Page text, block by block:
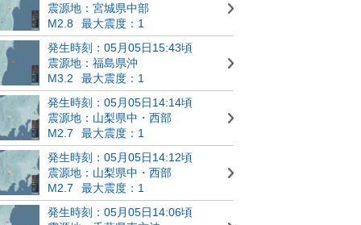
震源地：宮城県中部
M2.8
最大震度：1
発生時刻：05月05日15:43頃
震源地：福島県沖
M3.2
最大震度：1
発生時刻：05月05日14:14頃
震源地：山梨県中・西部
M2.7
最大震度：1
発生時刻：05月05日14:12頃
震源地：山梨県中・西部
M2.7
最大震度：1
発生時刻：05月05日14:06頃